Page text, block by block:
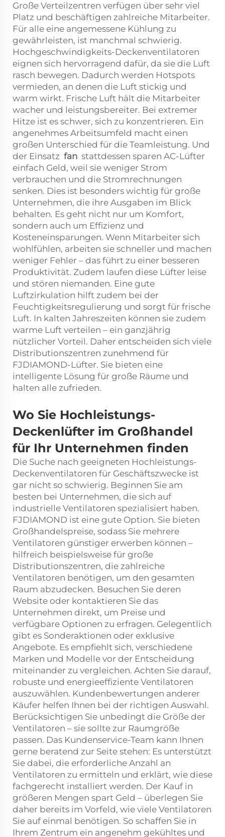
Große Verteilzentren verfügen über sehr viel
Platz und beschäftigen zahlreiche Mitarbeiter.
Für alle eine angemessene Kühlung zu
gewährleisten, ist manchmal schwierig.
Hochgeschwindigkeits-Deckenventilatoren
eignen sich hervorragend dafür, da sie die Luft
rasch bewegen. Dadurch werden Hotspots
vermieden, an denen die Luft stickig und
warm wirkt. Frische Luft hält die Mitarbeiter
wacher und leistungsbereiter. Bei extremer
Hitze ist es schwer, sich zu konzentrieren. Ein
angenehmes Arbeitsumfeld macht einen
großen Unterschied für die Teamleistung. Und
der Einsatz fan stattdessen sparen AC-Lüfter
einfach Geld, weil sie weniger Strom
verbrauchen und die Stromrechnungen
senken. Dies ist besonders wichtig für große
Unternehmen, die ihre Ausgaben im Blick
behalten. Es geht nicht nur um Komfort,
sondern auch um Effizienz und
Kosteneinsparungen. Wenn Mitarbeiter sich
wohlfühlen, arbeiten sie schneller und machen
weniger Fehler – das führt zu einer besseren
Produktivität. Zudem laufen diese Lüfter leise
und stören niemanden. Eine gute
Luftzirkulation hilft zudem bei der
Feuchtigkeitsregulierung und sorgt für frische
Luft. In kalten Jahreszeiten können sie zudem
warme Luft verteilen – ein ganzjährig
nützlicher Vorteil. Daher entscheiden sich viele
Distributionszentren zunehmend für
FJDIAMOND-Lüfter. Sie bieten eine
intelligente Lösung für große Räume und
halten alle zufrieden.
Wo Sie Hochleistungs-
Deckenlüfter im Großhandel
für Ihr Unternehmen finden
Die Suche nach geeigneten Hochleistungs-
Deckenventilatoren für Geschäftszwecke ist
gar nicht so schwierig. Beginnen Sie am
besten bei Unternehmen, die sich auf
industrielle Ventilatoren spezialisiert haben.
FJDIAMOND ist eine gute Option. Sie bieten
Großhandelspreise, sodass Sie mehrere
Ventilatoren günstiger erwerben können –
hilfreich beispielsweise für große
Distributionszentren, die zahlreiche
Ventilatoren benötigen, um den gesamten
Raum abzudecken. Besuchen Sie deren
Website oder kontaktieren Sie das
Unternehmen direkt, um Preise und
verfügbare Optionen zu erfragen. Gelegentlich
gibt es Sonderaktionen oder exklusive
Angebote. Es empfiehlt sich, verschiedene
Marken und Modelle vor der Entscheidung
miteinander zu vergleichen. Achten Sie darauf,
robuste und energieeffiziente Ventilatoren
auszuwählen. Kundenbewertungen anderer
Käufer helfen Ihnen bei der richtigen Auswahl.
Berücksichtigen Sie unbedingt die Größe der
Ventilatoren – sie sollte zur Raumgröße
passen. Das Kundenservice-Team kann Ihnen
gerne beratend zur Seite stehen: Es unterstützt
Sie dabei, die erforderliche Anzahl an
Ventilatoren zu ermitteln und erklärt, wie diese
fachgerecht installiert werden. Der Kauf in
größeren Mengen spart Geld – überlegen Sie
daher bereits im Vorfeld, wie viele Ventilatoren
Sie auf einmal benötigen. So schaffen Sie in
Ihrem Zentrum ein angenehm gekühltes und